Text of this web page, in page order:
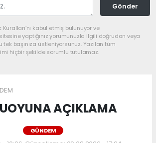
Gönder
kabul etmiş bulunuyor ve
yaptığınız yorumunuzla ilgili doğrudan veya
başınıza üstleniyorsunuz. Yazılan tüm
hiçbir şekilde sorumlu tutulamaz.
AÇIKLAMA
GÜNDEM